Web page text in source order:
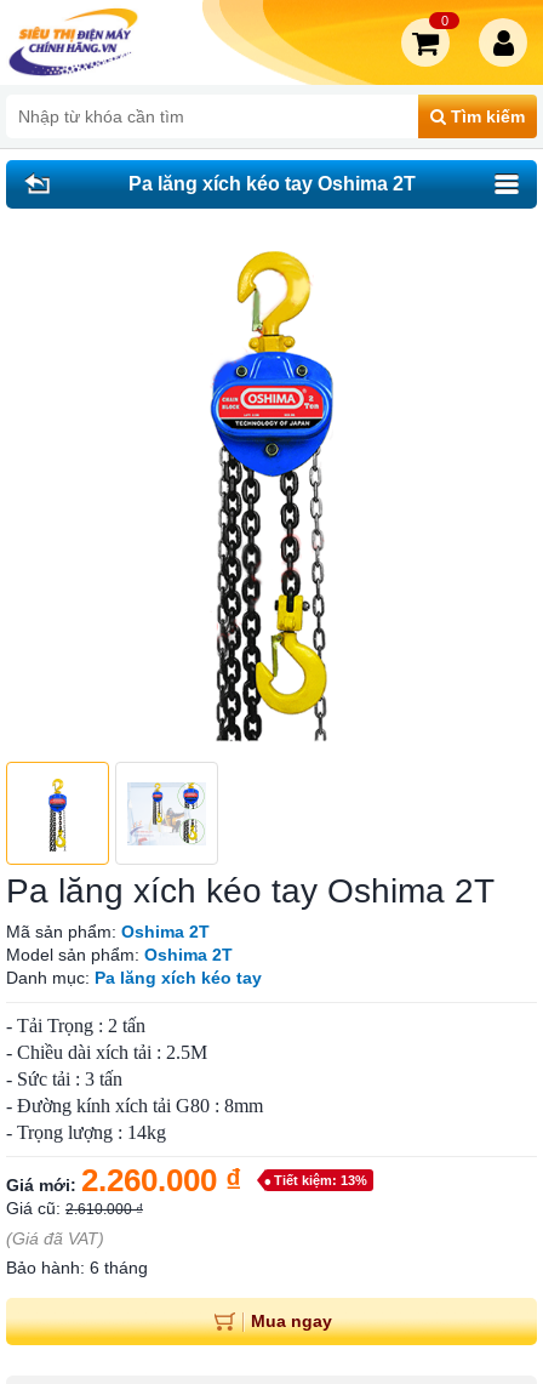
Tìm kiếm
0
Pa lăng xích kéo tay Oshima 2T
Pa lăng xích kéo tay Oshima 2T
Mã sản phẩm: Oshima 2T
Model sản phẩm: Oshima 2T
Danh mục: Pa lăng xích kéo tay
- Tải Trọng : 2 tấn
- Chiều dài xích tải : 2.5M
- Sức tải : 3 tấn
- Đường kính xích tải G80 : 8mm
- Trọng lượng : 14kg
Giá mới: 2.260.000 ₫ Tiết kiệm: 13%
Giá cũ: 2.610.000 ₫
(Giá đã VAT)
Bảo hành: 6 tháng
Mua ngay